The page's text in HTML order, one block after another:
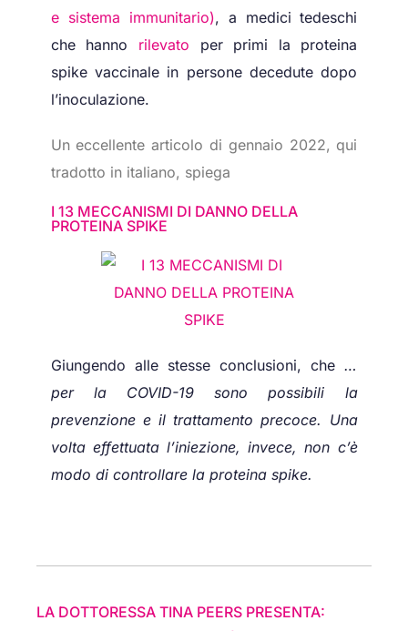
e sistema immunitario), a medici tedeschi
che hanno rilevato per primi la proteina
spike vaccinale in persone decedute dopo
l’inoculazione.
Un eccellente articolo di gennaio 2022, qui
tradotto in italiano, spiega
I 13 MECCANISMI DI DANNO DELLA
PROTEINA SPIKE
Giungendo alle stesse conclusioni, che…
per la COVID-19sono possibili la
prevenzionee iltrattamento precoce. Una
volta effettuata l’iniezione,invece, non c’è
modo di controllarela proteinaspike.
LA DOTTORESSA TINA PEERS PRESENTA: